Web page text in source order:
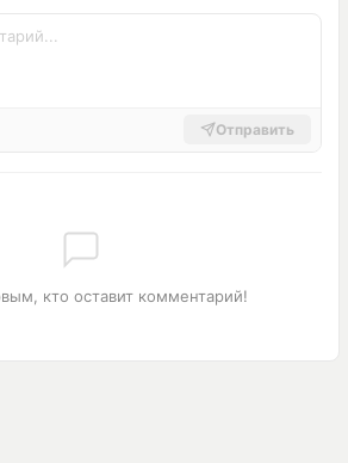
Отправить
кто оставит комментарий!